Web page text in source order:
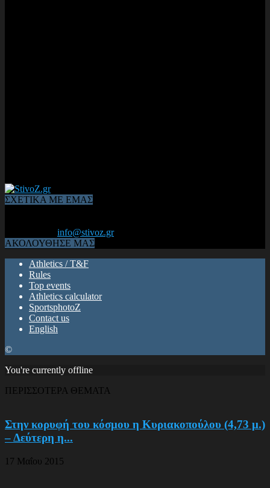
ΣΧΕΤΙΚΑ ΜΕ ΕΜΑΣ
info@stivoz.gr
ΑΚΟΛΟΥΘΗΣΕ ΜΑΣ
Athletics / T&F
Rules
Top events
Athletics calculator
SportsphotoZ
Contact us
English
©
You're currently offline
ΠΕΡΙΣΣΟΤΕΡΑ ΘΕΜΑΤΑ
Στην κορυφή του κόσμου η Κυριακοπούλου (4,73 μ.)
– Δεύτερη η...
17 Μαΐου 2015